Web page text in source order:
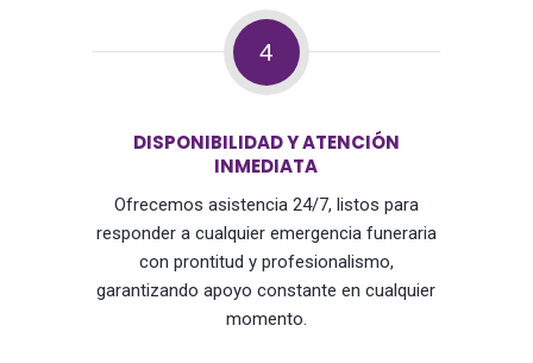
4
DISPONIBILIDAD Y ATENCIÓN
INMEDIATA
Ofrecemos asistencia 24/7, listos para
responder a cualquier emergencia funeraria
con prontitud y profesionalismo,
garantizando apoyo constante en cualquier
momento.